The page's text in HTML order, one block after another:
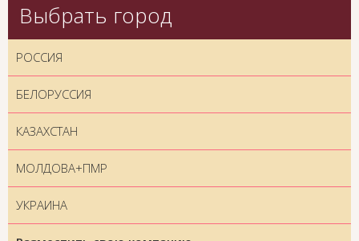
Выбрать город
РОССИЯ
БЕЛОРУССИЯ
КАЗАХСТАН
МОЛДОВА+ПМР
УКРАИНА